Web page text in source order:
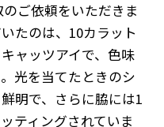
ご依頼をいただきま
たのは、10カラット
ャッツアイで、色味
光を当てたときのシ
明で、さらに脇には1
ティングされていま